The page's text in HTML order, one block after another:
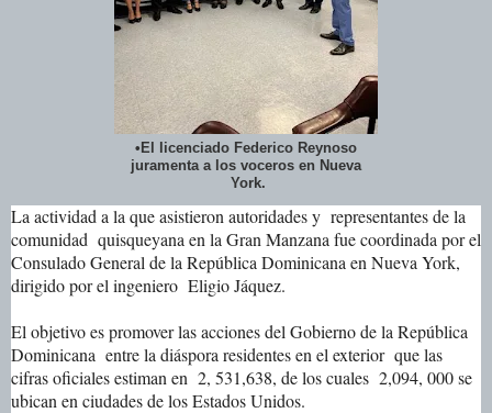
•El licenciado Federico Reynoso
juramenta a los voceros en Nueva
York.
La actividad a la que asistieron autoridades y representantes de la
comunidad quisqueyana en la Gran Manzana fue coordinada por el
Consulado General de la República Dominicana en Nueva York,
dirigido por el ingeniero Eligio Jáquez.
El objetivo es promover las acciones del Gobierno de la República
Dominicana entre la diáspora residentes en el exterior que las
cifras oficiales estiman en 2, 531,638, de los cuales 2,094, 000 se
ubican en ciudades de los Estados Unidos.